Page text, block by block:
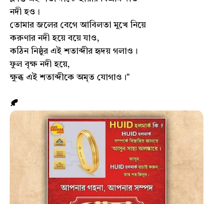
নদী হও।
তোমার জলের বেগে আবিলতা মুখে নিয়ে
করুণার নদী হয়ে বয়ে যাও,
কঠিন নিষ্ঠুর এই শতাব্দীর হৃদয় গলাও।
ফুল বৃক্ষ নদী হয়ে,
ক্ষুব্ধ এই শতাব্দীকে অমৃত যোগাও।"
🍂